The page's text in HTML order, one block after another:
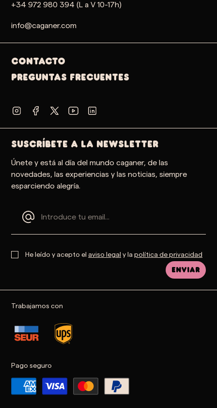
+34 972 980 394 (L a V 10-17h)
info@caganer.com
Contacto
PREGUNTAS FRECUENTES
SUSCRÍBETE A LA NEWSLETTER
Únete y está al día del mundo caganer, de las
novedades, las experiencias y las noticias, siempre
esparciendo alegría.
He leído y acepto el aviso legal y la política de privacidad
Enviar
Trabajamos con
Pago seguro